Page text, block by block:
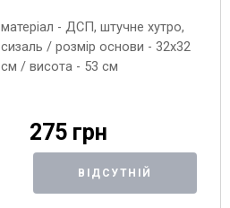
матеріал - ДСП, штучне хутро,
сизаль / розмір основи - 32х32
см / висота - 53 см
275 грн
ВІДСУТНІЙ